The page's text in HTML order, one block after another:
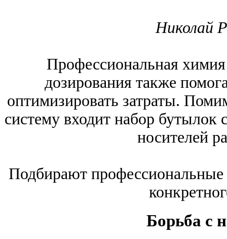
Николай
Профессиональная
дозирования также
оптимизировать затраты.
систему входит набор
носителей
Подбирают профессиональные
Борьба с